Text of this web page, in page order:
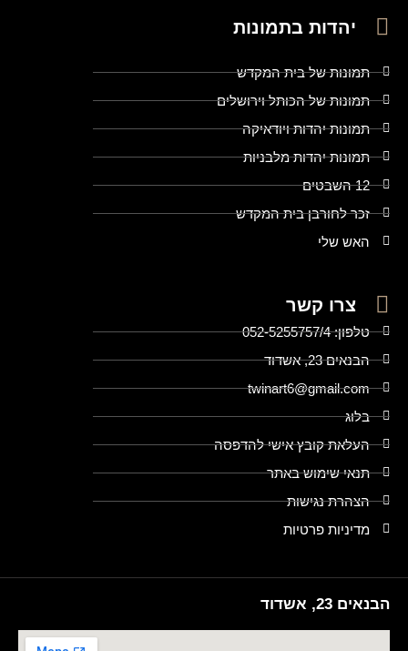
יהדות בתמונות
תמונות של בית המקדש
תמונות של הכותל וירושלים
תמונות יהדות ויודאיקה
תמונות יהדות מלבניות
12 השבטים
זכר לחורבן בית המקדש
האש שלי
צרו קשר
טלפון: 052-5255757/4
הבנאים 23, אשדוד
twinart6@gmail.com
בלוג
העלאת קובץ אישי להדפסה
תנאי שימוש באתר
הצהרת נגישות
מדיניות פרטיות
הבנאים 23, אשדוד